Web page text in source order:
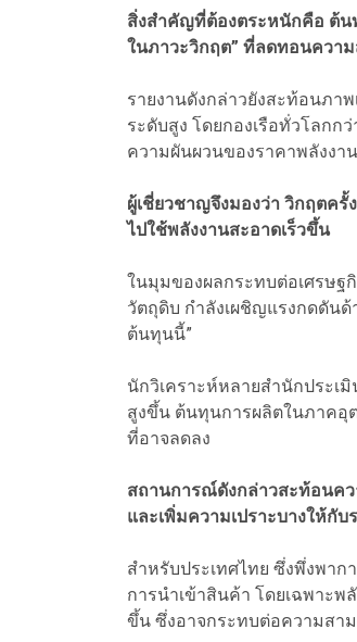
สิ่งสำคัญที่ต้องตระหนักคือ ต้น
ในภาวะวิกฤต” ที่ลดทอนควา
รายงานดังกล่าวยังสะท้อนภา
ระดับสูง โดยกองเรือทั่วโลกก
ความผันผวนของราคาพลังงา
ผู้เชี่ยวชาญจึงมองว่า วิกฤตครั้
ไปใช้พลังงานสะอาดเร็วขึ้น
ในมุมของผลกระทบต่อเศรษฐ
วัตถุดิบ กำลังเผชิญแรงกดดัน
ต้นทุนนี้”
นักวิเคราะห์หลายสำนักประเ
สูงขึ้น ต้นทุนการผลิตในภาคอุ
ที่อาจลดลง
สถานการณ์ดังกล่าวสะท้อนคว
และเพิ่มความเปราะบางให้กับ
สำหรับประเทศไทย ซึ่งพึ่งพาก
การนำเข้าสินค้า โดยเฉพาะ
ขึ้น ซึ่งอาจกระทบต่อความสา